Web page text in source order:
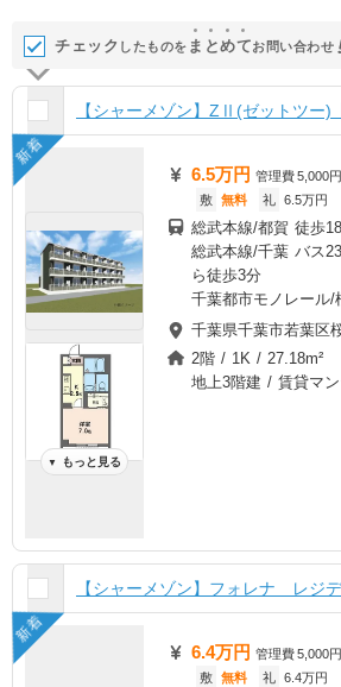
チェック したものを ま とめてお問い合わせ
【シャーメゾン】ZⅡ(ゼットツー)
新着
▼ もっと見る
6.5万円 管理費5,000円
敷 無料 礼 6.5万円
総武本線/都賀 徒歩
総武本線/千葉 バス
ら徒歩3分
千葉都市モノレール/
千葉県千葉市若葉区
2階 / 1K / 27.18m²
地上3階建 / 賃貸マ
【シャーメゾン】フォレナ レジ
新着
6.4万円 管理費5,000円
敷 無料 礼 6.4万円